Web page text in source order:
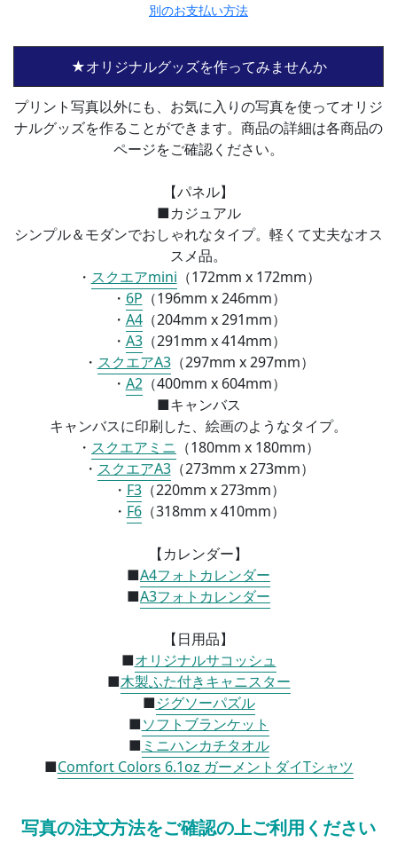
別のお支払い方法
★オリジナルグッズを作ってみませんか
プリント写真以外にも、お気に入りの写真を使ってオリジ
ナルグッズを作ることができます。商品の詳細は各商品の
ページをご確認ください。
【パネル】
■カジュアル
シンプル＆モダンでおしゃれなタイプ。軽くて丈夫なオス
スメ品。
・ スクエアmini （172mm x 172mm）
・ 6P （196mm x 246mm）
・ A4（204mm x 291mm）
・ A3（291mm x 414mm）
・ スクエアA3（297mm x 297mm）
・ A2（400mm x 604mm）
■キャンバス
キャンバスに印刷した、絵画のようなタイプ。
・ スクエアミニ （180mm x 180mm）
・ スクエアA3（273mm x 273mm）
・ F3（220mm x 273mm）
・ F6（318mm x 410mm）
【カレンダー】
■A4フォトカレンダー
■A3フォトカレンダー
【日用品】
■オリジナルサコッシュ
■木製ふた付きキャニスター
■ジグソーパズル
■ソフトブランケット
■ ミニハンカチタオル
■Comfort Colors 6.1oz ガーメントダイTシャツ
写真の注文方法をご確認の上ご利用ください